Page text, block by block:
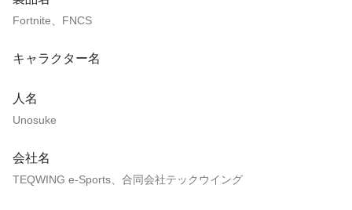
Fortnite、FNCS
キャラクター名
人名
Unosuke
会社名
TEQWING e-Sports、合同会社テックウイング